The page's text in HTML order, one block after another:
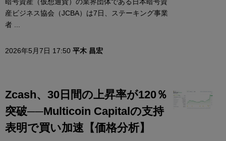
産ビジネス協会（JCBA）は7日、ステーキング事業
者 ...
2026年5月7日 17:50 平木 昌宏
Zcash、30日間の上昇率が120％
突破──Multicoin Capitalの支持
表明で買い加速【価格分析】